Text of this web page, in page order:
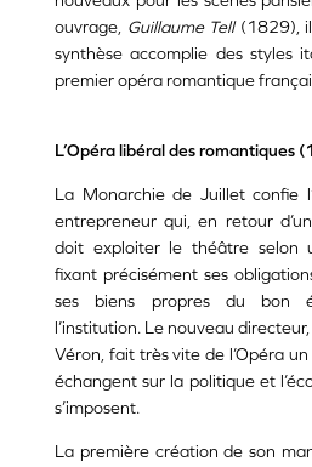
ouvrage, Guillaume Tell(1829), il
synthèse accomplie des styles
premier opéra romantique
L’Opéra libéral des romantiques
La Monarchie de Juillet confie
entrepreneur qui, en retour
doit exploiter le théâtre selon
fixant précisément ses
ses biens propres du bon
l’institution. Le nouveau
Véron, fait très vite de l’Opéra
échangent sur la politique et
s’imposent.
La première création de son